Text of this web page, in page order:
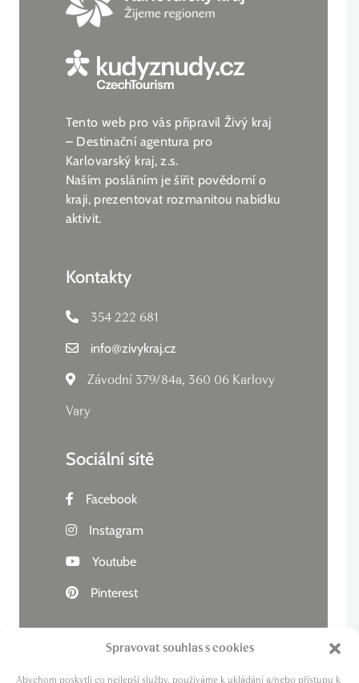
Spravovat souhlas s cookies
Abychom poskytli co nejlepší služby, používáme k ukládání a/nebo přístupu k
Tento web pro vás připravil Živý kraj
– Destinační agentura pro
Karlovarský kraj, z.s.
Naším posláním je šířit povědomí o
kraji, prezentovat rozmanitou nabídku
aktivit.
Kontakty
354 222 681
info@zivykraj.cz
Závodní 379/84a, 360 06 Karlovy
Vary
Sociální sítě
Facebook
Instagram
Youtube
Pinterest